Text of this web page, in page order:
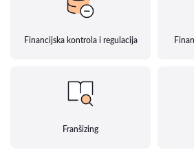
Financijska kontrola i regulacija
Franšizing